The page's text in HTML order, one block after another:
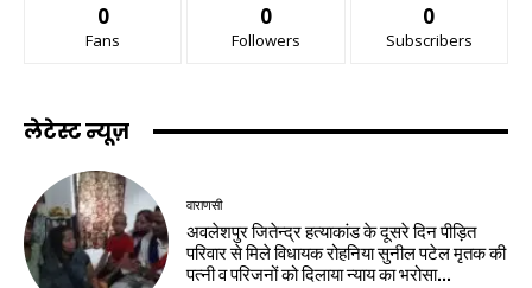
0
Fans
0
Followers
0
Subscribers
लेटेस्ट न्यूज़
वाराणसी
अवलेशपुर जितेन्द्र हत्याकांड के दूसरे दिन पीड़ित
परिवार से मिले विधायक रोहनिया सुनील पटेल मृतक की
पत्नी व परिजनों को दिलाया न्याय का भरोसा...